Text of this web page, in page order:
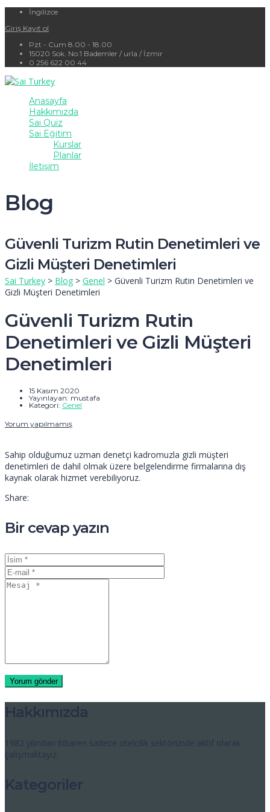
İngilizce
Giriş Kayıt ol
Pzt - Cum 8.00 - 18.00
15020 Sok. No:1 Bademler / urla / İzmir
0 256 622 00 44
Anasayfa
Hakkımızda
Sai Quiz
Sai Eğitim
Kurslar
Planlar
İletişim
Blog
Güvenli Turizm Rutin Denetimleri ve
Gizli Müşteri Denetimleri
Sai Turkey > Blog > Genel > Güvenli Turizm Rutin Denetimleri ve
Gizli Müşteri Denetimleri
Güvenli Turizm Rutin
Denetimleri ve Gizli Müşteri
Denetimleri
15 Kasım 2020
Yayınlayan: mustafa
Kategori: Genel
Yorum yapılmamış
Sahip olduğumuz uzman denetçi kadromuzla gizli müşteri
denetimleri de dahil olmak üzere belgelendirme firmalarına dış
kaynak olarak hizmet verebiliyoruz.
Share:
Bir cevap yazın
Hakkımızda
1982 yılından itibaren sadece otelcilik sektöründe aktif olarak
çalışmaktayız.
Kategoriler